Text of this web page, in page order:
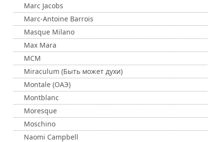
Marc Jacobs
Marc-Antoine Barrois
Masque Milano
Max Mara
MCM
Miraculum (Быть может духи)
Montale (ОАЭ)
Montblanc
Moresque
Moschino
Naomi Campbell